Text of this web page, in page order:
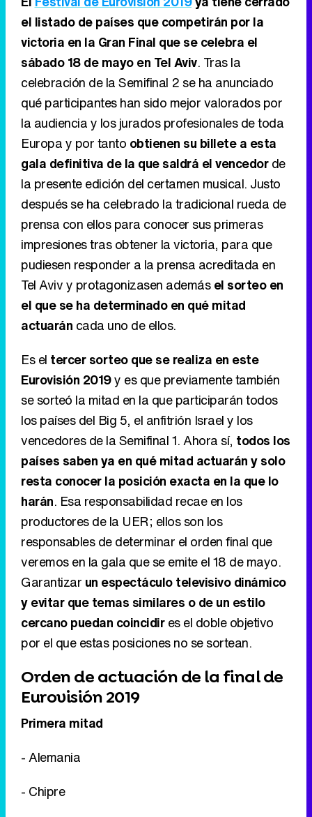
el listado de países que competirán por la
victoria en la Gran Final que se celebra el
sábado 18 de mayo en Tel Aviv. Tras la
celebración de la Semifinal 2 se ha anunciado
qué participantes han sido mejor valorados por
la audiencia y los jurados profesionales de toda
Europa y por tanto obtienen su billete a esta
gala definitiva de la que saldrá el vencedorde
la presente edición del certamen musical. Justo
después se ha celebrado la tradicional rueda de
prensa con ellos para conocer sus primeras
impresiones tras obtener la victoria, para que
pudiesen responder a la prensa acreditada en
Tel Aviv y protagonizasen ademásel sorteo en
el que se ha determinado en qué mitad
actuarán cada uno de ellos.
Es el tercer sorteo que se realiza en este
Eurovisión 2019y es que previamente también
se sorteó la mitad en la que participarán todos
los países del Big 5, el anfitrión Israel y los
vencedores de la Semifinal 1. Ahora sí, todos los
países saben ya en qué mitad actuarán y solo
resta conocer la posición exacta en la que lo
harán. Esa responsabilidad recae en los
productores de la UER; ellos son los
responsables de determinar el orden final que
veremos en la gala que se emite el 18 de mayo.
Garantizar un espectáculo televisivo dinámico
y evitar que temas similares o de un estilo
cercano puedan coincidires el doble objetivo
por el que estas posiciones no se sortean.
Orden de actuación de la final de
Eurovisión 2019
Primera mitad
- Alemania
- Chipre